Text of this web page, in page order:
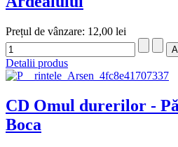
Prețul de vânzare: 12,00 lei
Detalii produs
CD Omul durerilor -
Boca